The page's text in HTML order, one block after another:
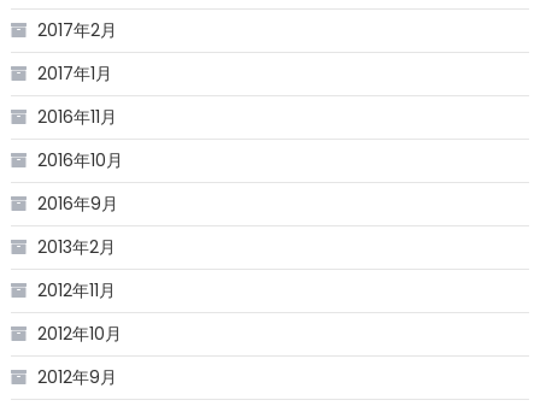
2017年2月
2017年1月
2016年11月
2016年10月
2016年9月
2013年2月
2012年11月
2012年10月
2012年9月